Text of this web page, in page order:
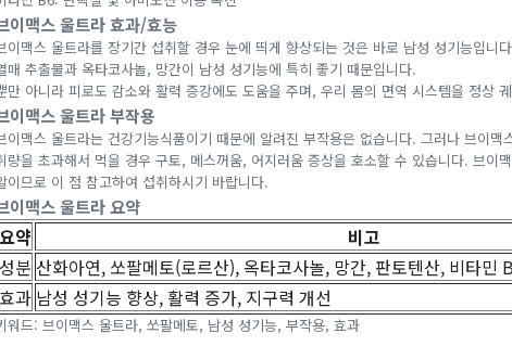
이맥스 울트라 효과/효능
이맥스 울트라를 장기간 섭취할 경우 눈에 띄게 향상되는 것은 바로 남성 성기능입니
매 추출물과 옥타코사놀, 망간이 남성 성기능에 특히 좋기 때문입니다.
만 아니라 피로도 감소와 활력 증강에도 도움을 주며, 우리 몸의 면역 시스템을 정상
이맥스 울트라 부작용
이맥스 울트라는 건강기능식품이기 때문에 알려진 부작용은 없습니다. 그러나 브이
량을 초과해서 먹을 경우 구토, 메스꺼움, 어지러움 증상을 호소할 수 있습니다. 브이
이므로 이 점 참고하여 섭취하시기 바랍니다.
이맥스 울트라 요약
요약
비고
성분 산화아연, 쏘팔메토(로르산), 옥타코사놀, 망간, 판토텐산, 비타민
효과 남성 성기능 향상, 활력 증가, 지구력 개선
워드: 브이맥스 울트라, 쏘팔메토, 남성 성기능, 부작용, 효과